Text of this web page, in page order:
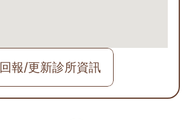
回報/更新診所資訊